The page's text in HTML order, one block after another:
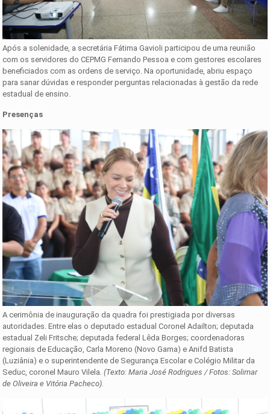
Após a solenidade, a secretária Fátima Gavioli participou de uma reunião
com os servidores do CEPMG Fernando Pessoa e com gestores escolares
beneficiados com as ordens de serviço. Na oportunidade, abriu espaço
para sanar dúvidas e responder perguntas relacionadas à gestão da rede
estadual de ensino.
Presenças
A cerimônia de inauguração da quadra foi prestigiada por diversas
autoridades. Entre elas o deputado estadual Coronel Adailton; deputada
estadual Zeli Fritsche; deputada federal Lêda Borges; coordenadoras
regionais de Educação, Carla Moreno (Novo Gama) e Anifd Batista
(Luziânia) e o superintendente de Segurança Escolar e Colégio Militar da
Seduc, coronel Mauro Vilela. (Texto: Maria José Rodrigues / Fotos: Solimar
de Oliveira e Vitória Pacheco).